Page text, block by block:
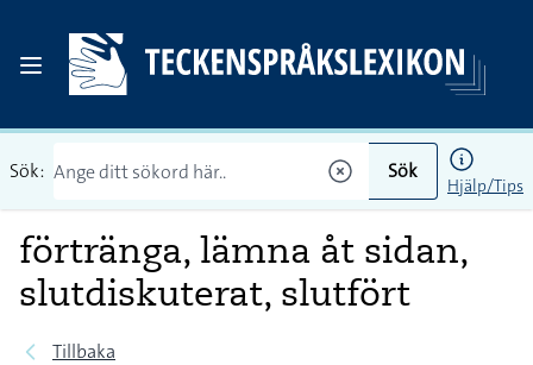
Sök: Sök
Hjälp/Tips
förtränga, lämna åt sidan,
slutdiskuterat, slutfört
Tillbaka